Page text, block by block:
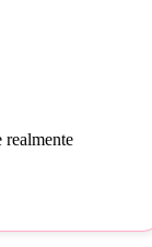
realmente